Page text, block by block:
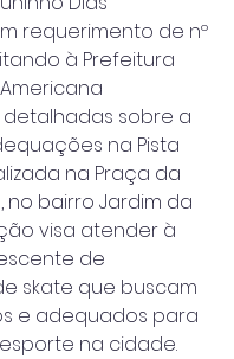
requerimento de nº
à Prefeitura
sobre a
na Pista
na Praça da
no bairro Jardim da
visa atender à
de
skate que buscam
e adequados para
na cidade.